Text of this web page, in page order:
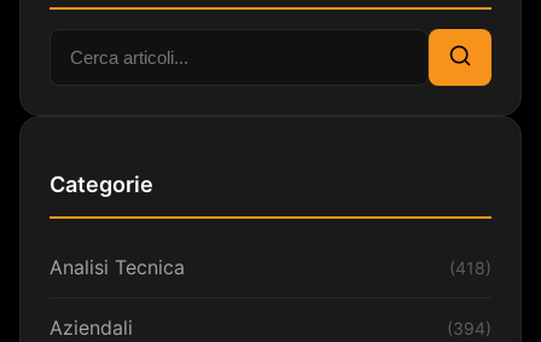
Cerca:
Cerca
Categorie
Analisi Tecnica (418)
Aziendali (394)